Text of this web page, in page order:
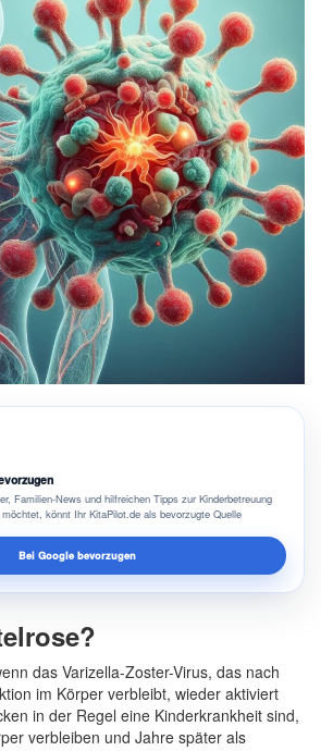
Familien-News und hilfreichen Tipps zur Kinderbetreuung
könnt Ihr KitaPilot.de als bevorzugte Quelle
Bei Google bevorzugen
das Varizella-Zoster-Virus, das nach
im Körper verbleibt, wieder aktiviert
in der Regel eine Kinderkrankheit sind,
verbleiben und Jahre später als